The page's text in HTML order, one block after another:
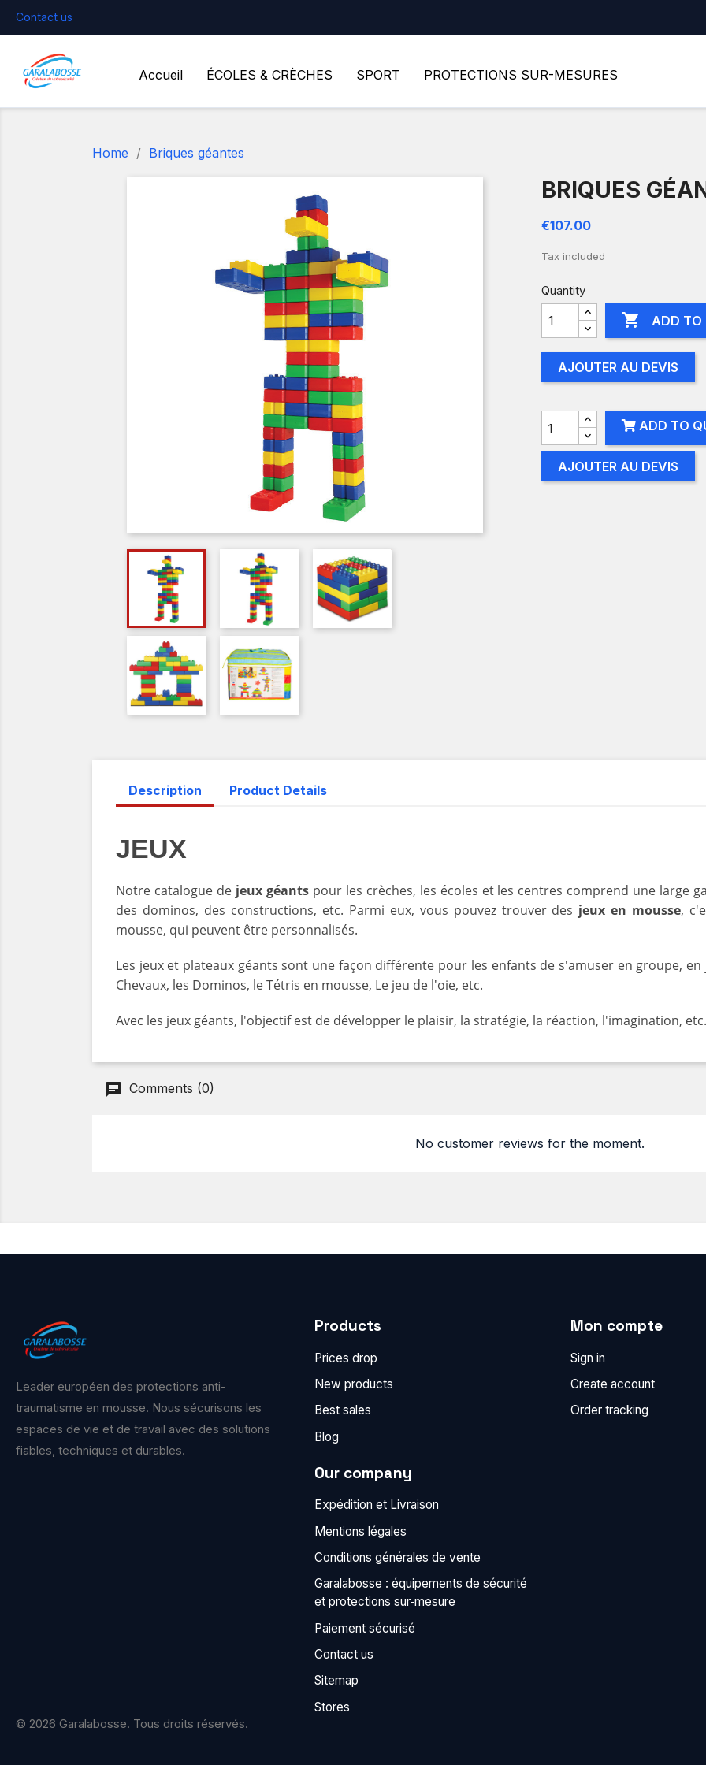
Contact us
Accueil ÉCOLES & CRÈCHES SPORT PROTECTIONS SUR-MESURES
Home Briques géantes
BRIQUES
€107.00
Tax included
Quantity
 ADD TO
AJOUTER AU DEVIS
ADD TO
AJOUTER AU DEVIS
Description Product Details
JEUX
Notre catalogue de jeux géantspour les crèches, les écoles et les centres comprend une large
des dominos, des constructions, etc. Parmi eux, vous pouvez trouver des jeux en mousse,
mousse, qui peuvent être personnalisés.
Les jeux et plateaux géants sont une façon différente pour les enfants de s'amuser en groupe,
Chevaux, les Dominos, le Tétris en mousse, Le jeu de l'oie, etc.
Avec les jeux géants, l'objectif est de développer le plaisir, la stratégie, la réaction, l'imagination,
Comments (0)
No customer reviews for the moment.
Leader européen des protections anti-
traumatisme en mousse. Nous sécurisons les
espaces de vie et de travail avec des solutions
fiables, techniques et durables.
Products
Prices drop
New products
Best sales
Blog
Our company
Expédition et Livraison
Mentions légales
Conditions générales de vente
Garalabosse : équipements de sécurité
et protections sur‑mesure
Paiement sécurisé
Contact us
Sitemap
Stores
Mon compte
Sign in
Create account
Order tracking
© 2026 Garalabosse. Tous droits réservés.